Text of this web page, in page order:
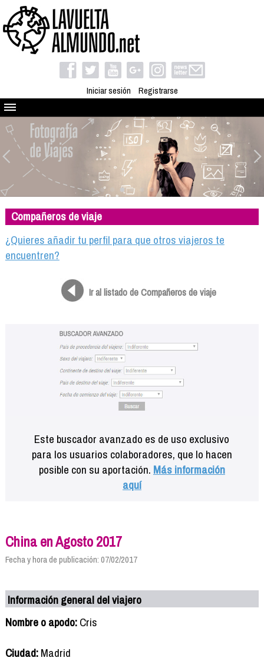
Iniciar sesión Registrarse
Quienes somos
El proyecto
Blog
Viaja con nosotros
Camino solidario
Libros
Compañeros de viaje
Compañeros de viaje
¿Quieres añadir tu perfil para que otros viajeros te
encuentren?
Ir al listado de Compañeros de viaje
Este buscador avanzado es de uso exclusivo
para los usuarios colaboradores, que lo hacen
posible con su aportación. Más información
aquí
China en Agosto 2017
Fecha y hora de publicación: 07/02/2017
Información general del viajero
Nombre o apodo:Cris
Ciudad:Madrid